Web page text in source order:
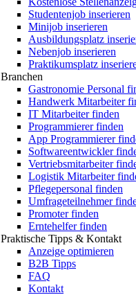
Studentenjob inserieren
Minijob inserieren
Ausbildungsplatz
Nebenjob inserieren
Praktikumsplatz
Branchen
Gastronomie Personal
Handwerk Mitarbeiter
IT Mitarbeiter finden
Programmierer finden
App Programmierer
Softwareentwickler
Vertriebsmitarbeiter
Logistik Mitarbeiter
Pflegepersonal finden
Umfrageteilnehmer
Promoter finden
Erntehelfer finden
Praktische Tipps & Kontakt
Anzeige optimieren
B2B Tipps
FAQ
Kontakt